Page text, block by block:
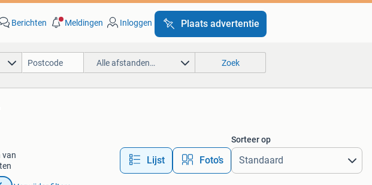
Berichten Meldingen Inloggen Plaats advertentie
Alle afstanden… Zoek
van
Lijst Foto’s
Sorteer op